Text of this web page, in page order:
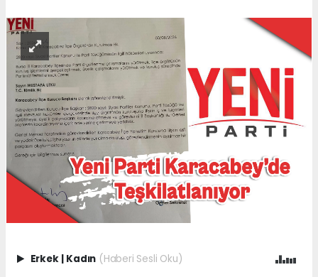
Erkek Kadın (Haberi Sesli Oku)